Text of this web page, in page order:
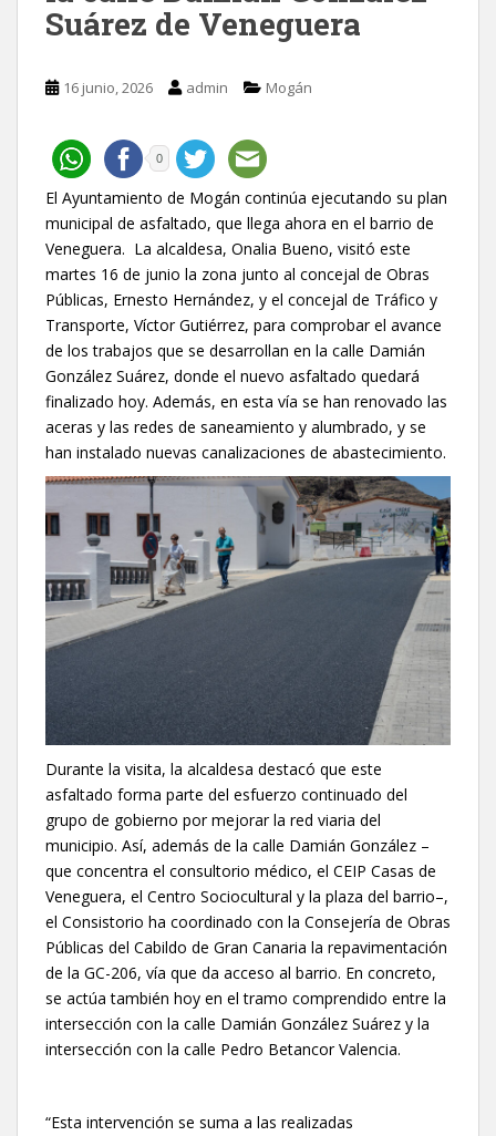
Suárez de Veneguera
16 junio, 2026 admin Mogán
0
El Ayuntamiento de Mogán continúa ejecutando su plan
municipal de asfaltado, que llega ahora en el barrio de
Veneguera. La alcaldesa, Onalia Bueno, visitó este
martes 16 de junio la zona junto al concejal de Obras
Públicas, Ernesto Hernández, y el concejal de Tráfico y
Transporte, Víctor Gutiérrez, para comprobar el avance
de los trabajos que se desarrollan en la calle Damián
González Suárez, donde el nuevo asfaltado quedará
finalizado hoy. Además, en esta vía se han renovado las
aceras y las redes de saneamiento y alumbrado, y se
han instalado nuevas canalizaciones de abastecimiento.
Durante la visita, la alcaldesa destacó que este
asfaltado forma parte del esfuerzo continuado del
grupo de gobierno por mejorar la red viaria del
municipio. Así, además de la calle Damián González –
que concentra el consultorio médico, el CEIP Casas de
Veneguera, el Centro Sociocultural y la plaza del barrio–,
el Consistorio ha coordinado con la Consejería de Obras
Públicas del Cabildo de Gran Canaria la repavimentación
de la GC-206, vía que da acceso al barrio. En concreto,
se actúa también hoy en el tramo comprendido entre la
intersección con la calle Damián González Suárez y la
intersección con la calle Pedro Betancor Valencia.
“Esta intervención se suma a las realizadas